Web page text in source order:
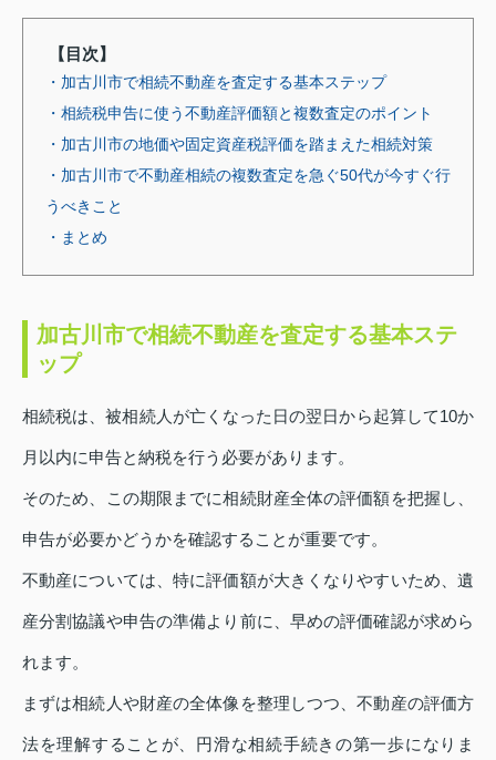
【目次】
・加古川市で相続不動産を査定する基本ステップ
・相続税申告に使う不動産評価額と複数査定のポイント
・加古川市の地価や固定資産税評価を踏まえた相続対策
・加古川市で不動産相続の複数査定を急ぐ50代が今すぐ行
うべきこと
・まとめ
加古川市で相続不動産を査定する基本ステ
ップ
相続税は、被相続人が亡くなった日の翌日から起算して10か
月以内に申告と納税を行う必要があります。
そのため、この期限までに相続財産全体の評価額を把握し、
申告が必要かどうかを確認することが重要です。
不動産については、特に評価額が大きくなりやすいため、遺
産分割協議や申告の準備より前に、早めの評価確認が求めら
れます。
まずは相続人や財産の全体像を整理しつつ、不動産の評価方
法を理解することが、円滑な相続手続きの第一歩になりま